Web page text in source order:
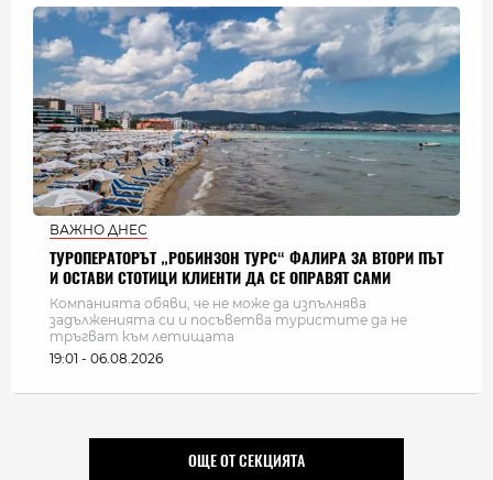
ВАЖНО ДНЕС
ТУРОПЕРАТОРЪТ „РОБИНЗОН ТУРС“ ФАЛИРА ЗА ВТОРИ ПЪТ
И ОСТАВИ СТОТИЦИ КЛИЕНТИ ДА СЕ ОПРАВЯТ САМИ
Компанията обяви, че не може да изпълнява
задълженията си и посъветва туристите да не
тръгват към летищата
19:01 - 06.08.2026
ОЩЕ ОТ СЕКЦИЯТА